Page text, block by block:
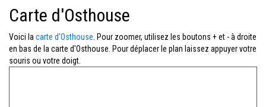
Carte d'Osthouse
Voici la carte d'Osthouse . Pour zoomer, utilisez les boutons + et - à droite
en bas de la carte d'Osthouse. Pour déplacer le plan laissez appuyer votre
souris ou votre doigt.